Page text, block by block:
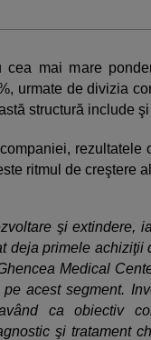
mai mare
urmate de divizia
structură include
ritmul de creştere
şi extindere,
deja primele
Medical
acest segment.
ca obiectiv
şi tratament